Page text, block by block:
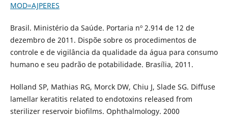
MOD=AJPERES
Brasil. Ministério da Saúde. Portaria nº 2.914 de 12 de
dezembro de 2011. Dispõe sobre os procedimentos de
controle e de vigilância da qualidade da água para consumo
humano e seu padrão de potabilidade. Brasília, 2011.
Holland SP, Mathias RG, Morck DW, Chiu J, Slade SG. Diffuse
lamellar keratitis related to endotoxins released from
sterilizer reservoir biofilms. Ophthalmology. 2000